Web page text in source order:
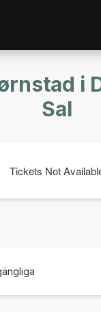
i
Sal
Tickets Not